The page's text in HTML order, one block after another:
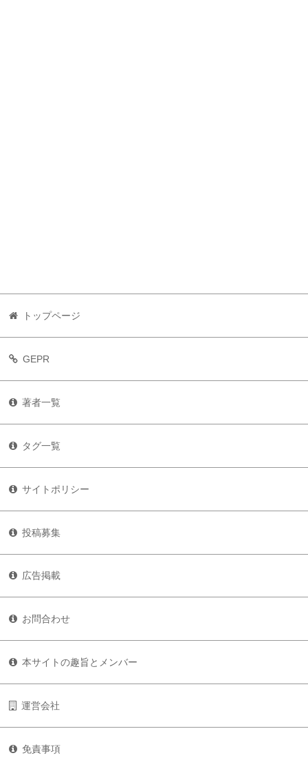
トップページ
GEPR
著者一覧
タグ一覧
サイトポリシー
投稿募集
広告掲載
お問合わせ
本サイトの趣旨とメンバー
運営会社
免責事項